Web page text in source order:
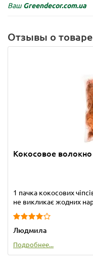
Ваш Greendecor.com.ua
Отзывы о товаре
Кокосовое
1 пачка кокосових
не викликає жодних
Людмила
Подробнее...